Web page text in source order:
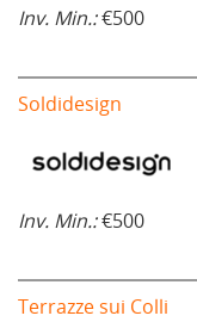
Inv. Min.:€500
Soldidesign
Inv. Min.:€500
Terrazze sui Colli